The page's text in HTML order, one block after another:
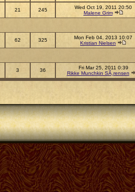
21 245
Wed Oct 19, 2011 20:50
Malene Grim
62 325
Mon Feb 04, 2013 10:07
Kristian Nielsen
3 36
Fri Mar 25, 2011 0:39
Rikke Munchkin SÃ¸rensen